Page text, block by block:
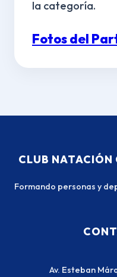
la categoría.
Fotos del
CLUB NATACIÓN
Formando personas y
Av. Esteban